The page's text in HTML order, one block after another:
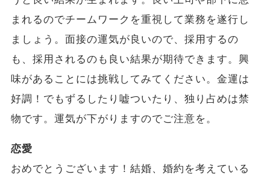
まれるのでチームワークを重視して業務を遂行し
ましょう。面接の運気が良いので、採用するの
も、採用されるのも良い結果が期待できます。興
味があることには挑戦してみてください。金運は
好調！でもずるしたり嘘ついたり、独り占めは禁
物です。運気が下がりますのでご注意を。
恋愛
おめでとうございます！結婚、婚約を考えている